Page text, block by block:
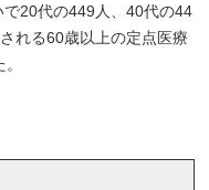
20代の449人、40代の44
れる60歳以上の定点医療